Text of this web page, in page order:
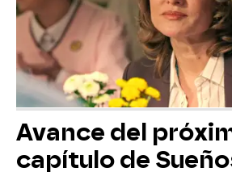
Avance del
capítulo de